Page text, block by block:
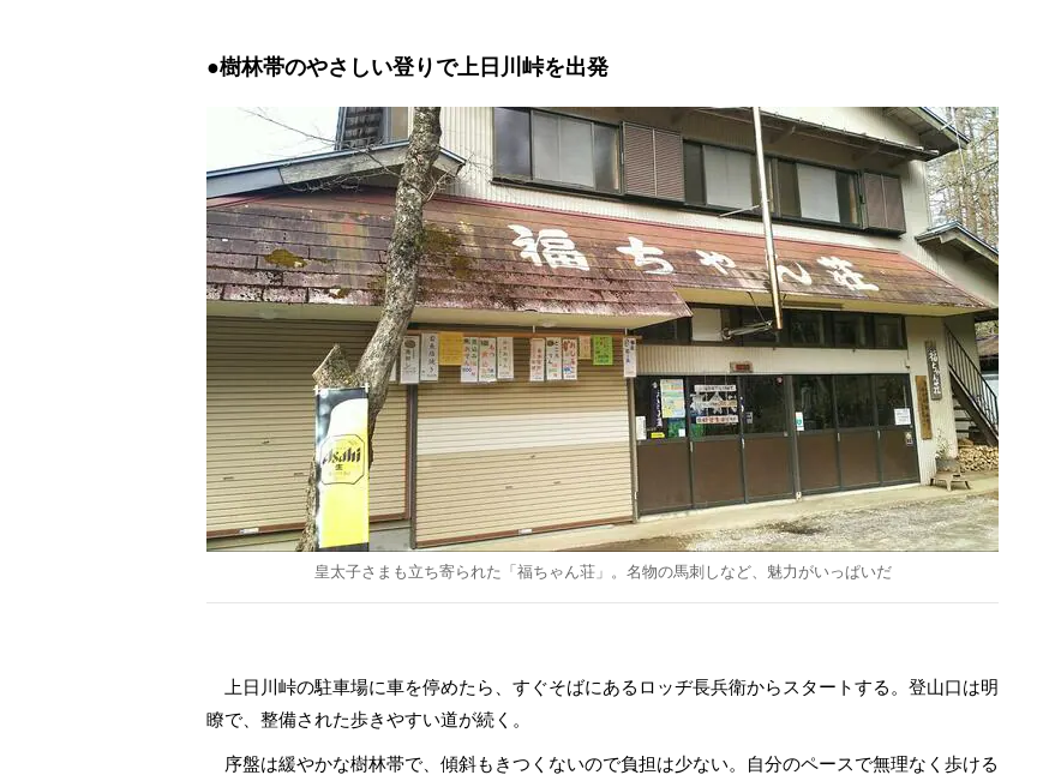
●樹林帯のやさしい登りで上日川峠を出発
皇太子さまも立ち寄られた「福ちゃん荘」。名物の馬刺しなど、魅力がいっぱいだ
上日川峠の駐車場に車を停めたら、すぐそばにあるロッヂ長兵衛からスタートする。登山口は明
瞭で、整備された歩きやすい道が続く。
序盤は緩やかな樹林帯で、傾斜もきつくないので負担は少ない。自分のペースで無理なく歩ける
日本で山登りはじめました
載「日本全国駅弁の旅」